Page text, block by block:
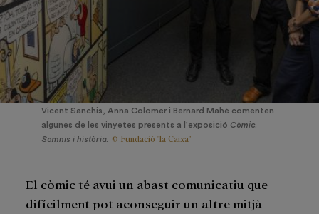
Vicent Sanchis, Anna Colomer i Bernard Mahé comenten
algunes de les vinyetes presents a l'exposició Còmic.
Somnis i història. © Fundació "la Caixa"
El còmic té avui un abast comunicatiu que
difícilment pot aconseguir un altre mitjà